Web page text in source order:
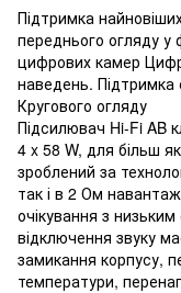
Підтримка
переднього огляду у
цифрових камер
наведень.
Кругового огляду
Підсилювач Hi-Fi AB
4 x 58 W, для більш
зроблений за
так і в 2 Ом
очікування з
відключення звуку
замикання корпусу,
температури,